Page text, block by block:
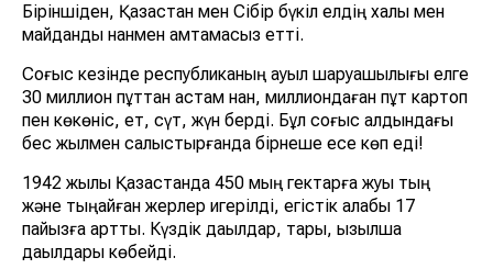
Біріншіден, Қазақстан мен Сібір бүкіл елдің халқы мен
майданды нанмен қамтамасыз етті.
Соғыс кезінде республиканың ауыл шаруашылығы елге
30 миллион пұттан астам нан, миллиондаған пұт картоп
пен көкөніс, ет, сүт, жүн берді. Бұл соғыс алдындағы
бес жылмен салыстырғанда бірнеше есе көп еді!
1942 жылы Қазақстанда 450 мың гектарға жуық тың
және тыңайған жерлер игерілді, егістік алқабы 17
пайызға артты. Күздік дақылдар, тары, қызылша
дақылдары көбейді.